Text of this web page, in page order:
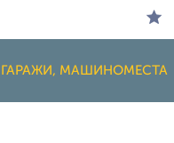
ГАРАЖИ, МАШИНОМЕСТА